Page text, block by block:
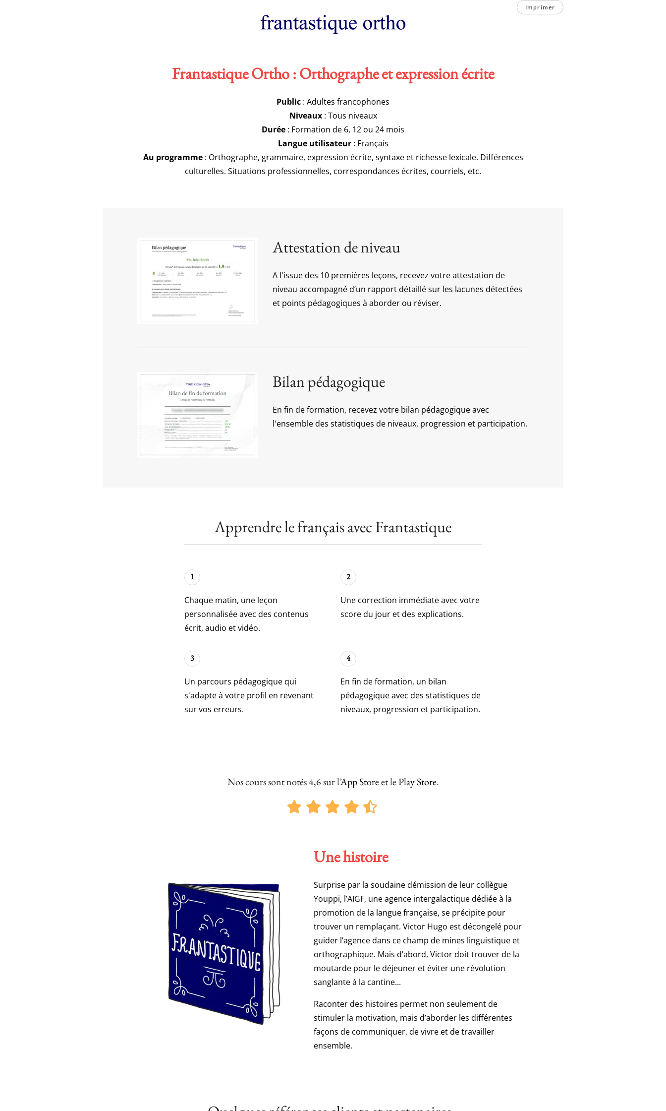
Imprimer
Frantastique Ortho : Orthographe et expression écrite
Public : Adultes francophones
Niveaux: Tous niveaux
Durée : Formation de 6, 12 ou 24 mois
Langue utilisateur: Français
Au programme: Orthographe, grammaire, expression écrite, syntaxe et richesse lexicale. Différences
culturelles. Situations professionnelles, correspondances écrites, courriels, etc.
Attestation de niveau
A l'issue des 10 premières leçons, recevez votre attestation de
niveau accompagné d’un rapport détaillé sur les lacunes détectées
et points pédagogiques à aborder ou réviser.
Bilan pédagogique
En fin de formation, recevez votre bilan pédagogique avec
l'ensemble des statistiques de niveaux, progression et participation.
Apprendre le français avec Frantastique
1
Chaque matin, une leçon
personnalisée avec des contenus
écrit, audio et vidéo.
2
Une correction immédiate avec votre
score du jour et des explications.
3
Un parcours pédagogique qui
s'adapte à votre profil en revenant
sur vos erreurs.
4
En fin de formation, un bilan
pédagogique avec des statistiques de
niveaux, progression et participation.
Nos cours sont notés 4,6 sur l’App Storeet lePlay Store.
Une histoire
Surprise par la soudaine démission de leur collègue
Youppi, l’AIGF, une agence intergalactique dédiée à la
promotion de la langue française, se précipite pour
trouver un remplaçant. Victor Hugo est décongelé pour
guider l’agence dans ce champ de mines linguistique et
orthographique. Mais d’abord, Victor doit trouver de la
moutarde pour le déjeuner et éviter une révolution
sanglante à la cantine...
Raconter des histoires permet non seulement de
stimuler la motivation, mais d’aborder les différentes
façons de communiquer, de vivre et de travailler
ensemble.